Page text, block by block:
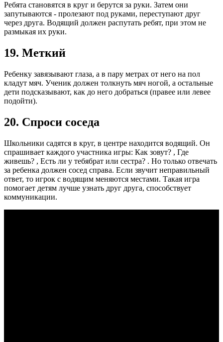
Ребята становятся в круг и берутся за руки. Затем они
запутываются - пролезают под руками, переступают друг
через друга. Водящий должен распутать ребят, при этом не
размыкая их руки.
19. Меткий
Ребенку завязывают глаза, а в пару метрах от него на пол
кладут мяч. Ученик должен толкнуть мяч ногой, а остальные
дети подсказывают, как до него добраться (правее или левее
подойти).
20. Спроси соседа
Школьники садятся в круг, в центре находится водящий. Он
спрашивает каждого участника игры: Как зовут? , Где
живешь? , Есть ли у тебябрат или сестра? . Но только отвечать
за ребенка должен сосед справа. Если звучит неправильный
ответ, то игрок с водящим меняются местами. Такая игра
помогает детям лучше узнать друг друга, способствует
коммуникации.